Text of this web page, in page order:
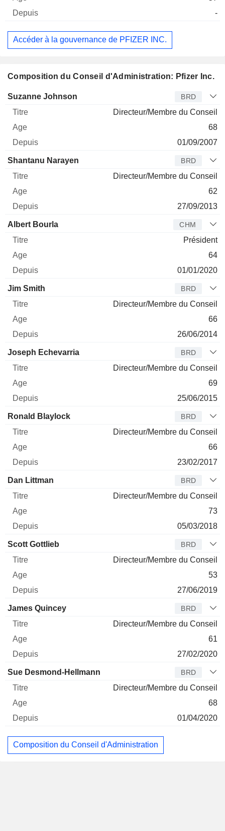
-
Accéder à la gouvernance de PFIZER INC.
Composition du Conseil d'Administration: Pfizer Inc.
Administrateur Titre
Suzanne Johnson BRD
Directeur/Membre du Conseil
68
01/09/2007
Shantanu Narayen BRD
Directeur/Membre du Conseil
62
27/09/2013
Albert Bourla CHM
Président
64
01/01/2020
Jim Smith BRD
Directeur/Membre du Conseil
66
26/06/2014
Joseph Echevarria BRD
Directeur/Membre du Conseil
69
25/06/2015
Ronald Blaylock BRD
Directeur/Membre du Conseil
66
23/02/2017
Dan Littman BRD
Directeur/Membre du Conseil
73
05/03/2018
Scott Gottlieb BRD
Directeur/Membre du Conseil
53
27/06/2019
James Quincey BRD
Directeur/Membre du Conseil
61
27/02/2020
Sue Desmond-Hellmann BRD
Directeur/Membre du Conseil
68
01/04/2020
Composition du Conseil d'Administration